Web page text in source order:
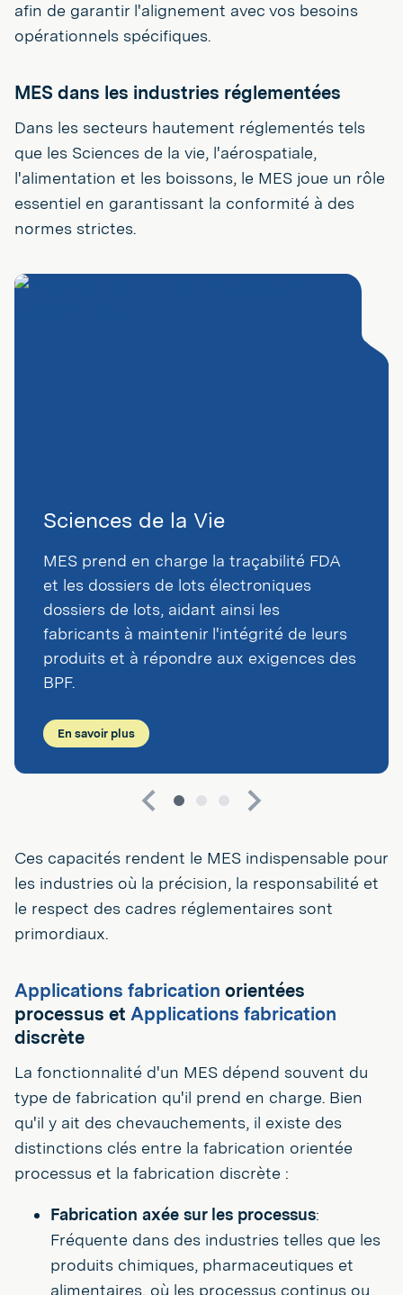
afin de garantir l'alignement avec vos besoins
opérationnels spécifiques.
MES dans les industries réglementées
Dans les secteurs hautement réglementés tels
que les Sciences de la vie, l'aérospatiale,
l'alimentation et les boissons, le MES joue un rôle
essentiel en garantissant la conformité à des
normes strictes.
Sciences de la Vie
MES prend en charge la traçabilité FDA
et les dossiers de lots électroniques
dossiers de lots, aidant ainsi les
fabricants à maintenir l'intégrité de leurs
produits et à répondre aux exigences des
BPF.
En savoir plus
Ces capacités rendent le MES indispensable pour
les industries où la précision, la responsabilité et
le respect des cadres réglementaires sont
primordiaux.
Applications fabrication orientées
processus et Applications fabrication
discrète
La fonctionnalité d'un MES dépend souvent du
type de fabrication qu'il prend en charge. Bien
qu'il y ait des chevauchements, il existe des
distinctions clés entre la fabrication orientée
processus et la fabrication discrète :
Fabrication axée sur les processus:
Fréquente dans des industries telles que les
produits chimiques, pharmaceutiques et
alimentaires, où les processus continus ou